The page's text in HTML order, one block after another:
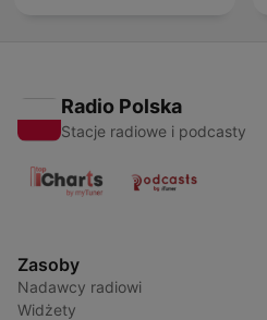
Radio Polska
Stacje radiowe i podcasty
Zasoby
Nadawcy radiowi
Widżety